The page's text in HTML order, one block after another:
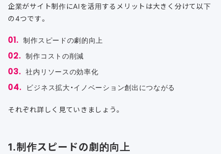
企業がサイト制作にAIを活用するメリットは大きく分けて以下
の4つです。
制作スピードの劇的向上
制作コストの削減
社内リソースの効率化
ビジネス拡大・イノベーション創出につながる
それぞれ詳しく見ていきましょう。
1.制作スピードの劇的向上